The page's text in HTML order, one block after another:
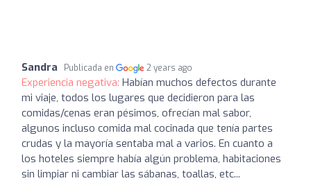
Sandra Publicada en 2 years ago
Experiencia negativa: Habían muchos defectos durante
mi viaje, todos los lugares que decidieron para las
comidas/cenas eran pésimos, ofrecían mal sabor,
algunos incluso comida mal cocinada que tenía partes
crudas y la mayoría sentaba mal a varios. En cuanto a
los hoteles siempre había algún problema, habitaciones
sin limpiar ni cambiar las sábanas, toallas, etc...